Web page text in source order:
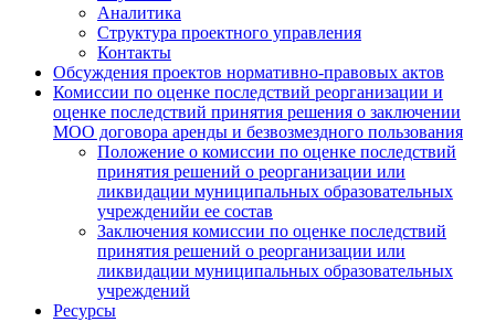
Аналитика
Структура проектного управления
Контакты
Обсуждения проектов нормативно-правовых актов
Комиссии по оценке последствий реорганизации и
оценке последствий принятия решения о заключении
МОО договора аренды и безвозмездного пользования
Положение о комиссии по оценке последствий
принятия решений о реорганизации или
ликвидации муниципальных образовательных
учрежденийи ее состав
Заключения комиссии по оценке последствий
принятия решений о реорганизации или
ликвидации муниципальных образовательных
учреждений
Ресурсы